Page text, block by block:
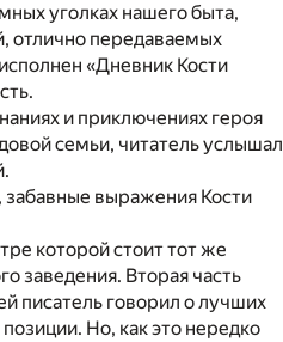
уголках нашего быта,
отлично передаваемых
«Дневник Кости
и приключениях героя
семьи, читатель услышал
забавные выражения Кости
которой стоит тот же
заведения. Вторая часть
писатель говорил о лучших
Но, как это нередко